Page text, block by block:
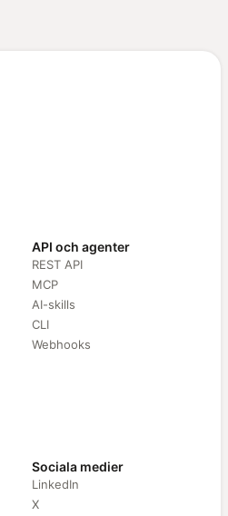
API och agenter
REST API
MCP
AI-skills
CLI
Webhooks
Sociala medier
LinkedIn
X